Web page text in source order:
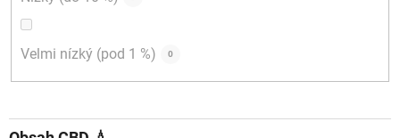
Velmi nízký (pod 1 %) 0